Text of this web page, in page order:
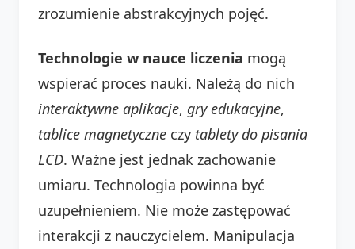
zrozumienie abstrakcyjnych pojęć.
Technologie w nauce liczenia mogą
wspierać proces nauki. Należą do nich
interaktywne aplikacje, gry edukacyjne,
tablice magnetyczne czy tablety do pisania
LCD. Ważne jest jednak zachowanie
umiaru. Technologia powinna być
uzupełnieniem. Nie może zastępować
interakcji z nauczycielem. Manipulacja